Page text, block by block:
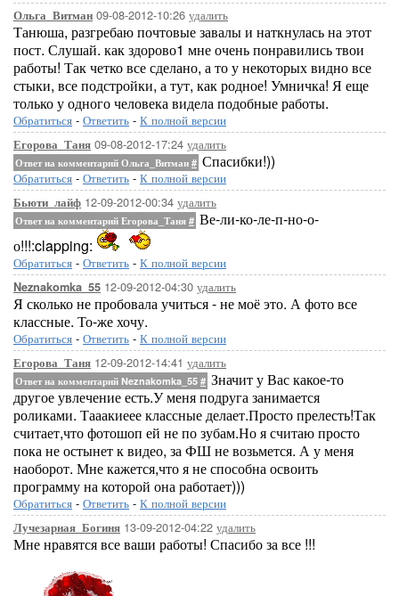
Ольга_Витман 09-08-2012-10:26 удалить
Танюша, разгребаю почтовые завалы и наткнулась на этот
пост. Слушай. как здорово1 мне очень понравились твои
работы! Так четко все сделано, а то у некоторых видно все
стыки, все подстройки, а тут, как родное! Умничка! Я еще
только у одного человека видела подобные работы.
Обратиться - Ответить - К полной версии
Егорова_Таня 09-08-2012-17:24 удалить
Ответ на комментарий Ольга_Витман # Спасибки!))
Обратиться - Ответить - К полной версии
Бьюти_лайф 12-09-2012-00:34 удалить
Ответ на комментарий Егорова_Таня # Ве-ли-ко-ле-п-но-о-
о!!!:clapping:
Обратиться - Ответить - К полной версии
Neznakomka_55 12-09-2012-04:30 удалить
Я сколько не пробовала учиться - не моё это. А фото все
классные. То-же хочу.
Обратиться - Ответить - К полной версии
Егорова_Таня 12-09-2012-14:41 удалить
Ответ на комментарий Neznakomka_55 # Значит у Вас какое-то
другое увлечение есть.У меня подруга занимается
роликами. Тааакиеее классные делает.Просто прелесть!Так
считает,что фотошоп ей не по зубам.Но я считаю просто
пока не остынет к видео, за ФШ не возьмется. А у меня
наоборот. Мне кажется,что я не способна освоить
программу на которой она работает)))
Обратиться - Ответить - К полной версии
Лучезарная_Богиня 13-09-2012-04:22 удалить
Мне нравятся все ваши работы! Спасибо за все !!!